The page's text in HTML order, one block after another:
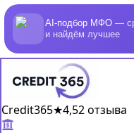
AI-подбор МФО —
и найдём лучшее
Credit365★4,52 отзыва